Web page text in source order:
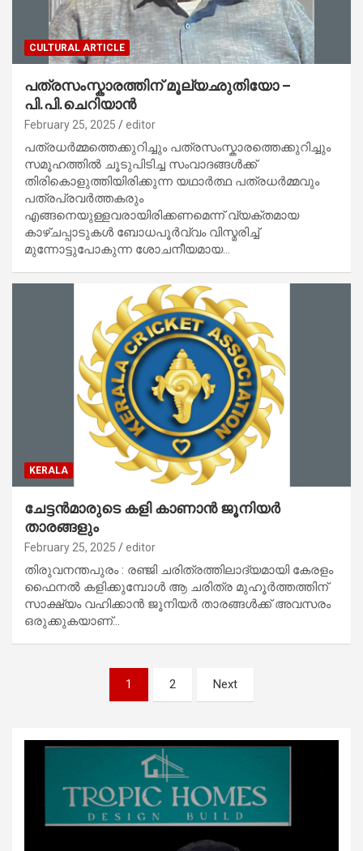
CULTURAL ARTICLE
പത്രസംസ്കാരത്തിന് മൂല്യഛുതിയോ –
പി.പി.ചെറിയാന്‍
February 25, 2025 editor
പത്രധര്‍മ്മത്തെക്കുറിച്ചും പത്രസംസ്കാരത്തെക്കുറിച്ചും
സമൂഹത്തില്‍ ചൂടുപിടിച്ച സംവാദങ്ങള്‍ക്ക്
തിരികൊളുത്തിയിരിക്കുന്ന യഥാര്‍ത്ഥ പത്രധര്‍മ്മവും
പത്രപ്രവര്‍ത്തകരും
എങ്ങനെയുള്ളവരായിരിക്കണമെന്ന് വ്യക്തമായ
കാഴ്ചപ്പാടുകള്‍ ബോധപൂര്‍വ്വം വിസ്മരിച്ച്
മുന്നോട്ടുപോകുന്ന ശോചനീയമായ…
KERALA
ചേട്ടൻമാരുടെ കളി കാണാൻ ജൂനിയർ
താരങ്ങളും
February 25, 2025 editor
തിരുവനന്തപുരം : രഞ്ജി ചരിത്രത്തിലാദ്യമായി കേരളം
ഫൈനൽ കളിക്കുമ്പോൾ ആ ചരിത്ര മുഹൂർത്തത്തിന്
സാക്ഷ്യം വഹിക്കാൻ ജൂനിയർ താരങ്ങൾക്ക് അവസരം
ഒരുക്കുകയാണ്…
1 2 Next